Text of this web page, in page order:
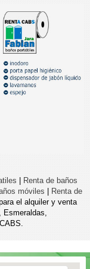
Renta de baños
móviles
Renta de
el alquiler y venta